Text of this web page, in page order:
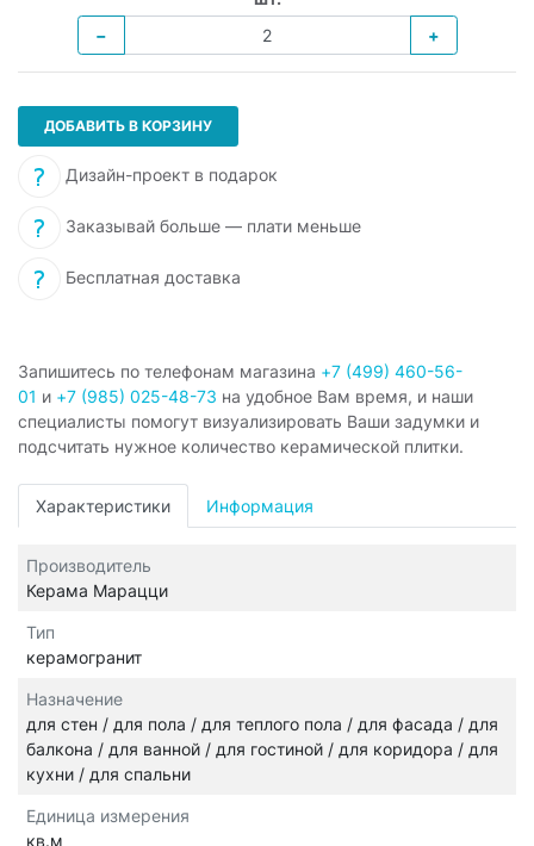
−
+
ДОБАВИТЬ В КОРЗИНУ
Дизайн-проект в подарок
Заказывай больше — плати меньше
Бесплатная доставка
Запишитесь по телефонам магазина +7 (499) 460-56-
01 и +7 (985) 025-48-73 на удобное Вам время, и наши
специалисты помогут визуализировать Ваши задумки и
подсчитать нужное количество керамической плитки.
Характеристики Информация
Производитель
Керама Марацци
Тип
керамогранит
Назначение
для стен / для пола / для теплого пола / для фасада / для
балкона / для ванной / для гостиной / для коридора / для
кухни / для спальни
Единица измерения
кв.м